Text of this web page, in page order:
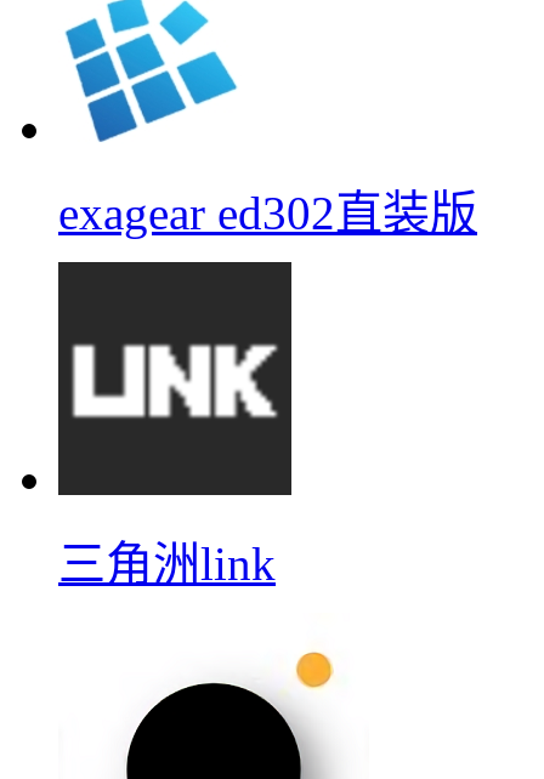
exagear ed302直装版
三角洲link